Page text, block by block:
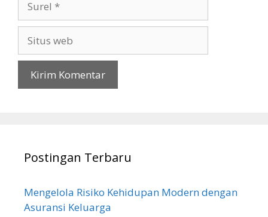
web
Postingan Terbaru
Mengelola Risiko Kehidupan Modern dengan
Asuransi Keluarga